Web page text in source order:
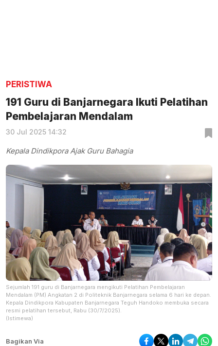
PERISTIWA
191 Guru di Banjarnegara Ikuti Pelatihan
Pembelajaran Mendalam
30 Jul 2025 14:32
Kepala Dindikpora Ajak Guru Bahagia
Sejumlah 191 guru di Banjarnegara mengikuti Pelatihan Pembelajaran
Mendalam (PM) Angkatan 2 di Politeknik Banjarnegara selama 6 hari ke depan.
Kepala Dindikpora Kabupaten Banjarnegara Teguh Handoko membuka secara
resmi pelatihan tersebut, Rabu (30/7/2025).
(Istimewa)
Bagikan Via